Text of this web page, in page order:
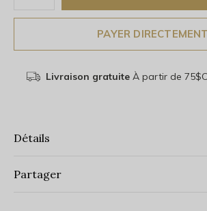
PAYER DIRECTEMENT
Livraison gratuiteÀ partir de
Détails
Partager